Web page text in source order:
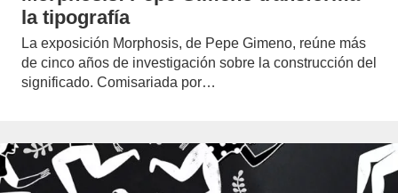
la tipografía
La exposición Morphosis, de Pepe Gimeno, reúne más
de cinco años de investigación sobre la construcción del
significado. Comisariada por…